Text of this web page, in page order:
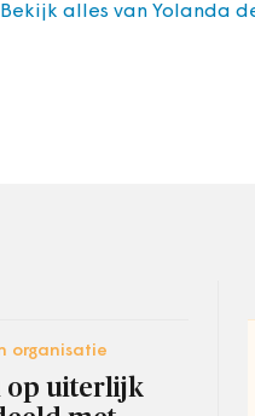
Bekijk alles van Yolanda
organisatie
op uiterlijk